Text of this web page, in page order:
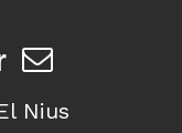
Nius